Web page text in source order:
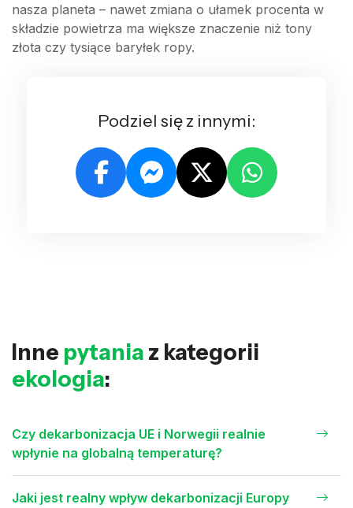
nasza planeta – nawet zmiana o ułamek procenta w
składzie powietrza ma większe znaczenie niż tony
złota czy tysiące baryłek ropy.
Podziel się z innymi:
Inne pytania z kategorii
ekologia:
Czy dekarbonizacja UE i Norwegii realnie
wpłynie na globalną temperaturę?
Jaki jest realny wpływ dekarbonizacji Europy